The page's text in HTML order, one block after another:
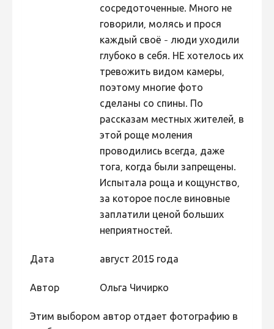
Фотоконкурс 2015
Фотоконкурс 2014
Фотоконкурс 2012
Фотоконкурс 2011
Фотоконкурс 2009
Фотоконкурс 2008
сосредоточенные. Много не
говорили, молясь и прося
каждый своё - люди уходили
глубоко в себя. НЕ хотелось их
тревожить видом камеры,
поэтому многие фото
сделаны со спины. По
рассказам местных жителей, в
этой роще моления
проводились всегда, даже
тога, когда были запрещены.
Испытала роща и кощунство,
за которое после виновные
заплатили ценой больших
неприятностей.
Дата август 2015 года
Автор Ольга Чичирко
Этим выбором автор отдает фотографию в